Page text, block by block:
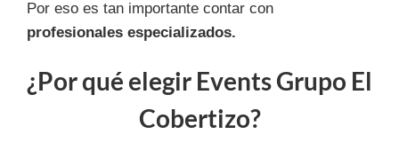
Por eso es tan importante contar con
profesionales especializados.
¿Por qué elegir Events Grupo El
Cobertizo?